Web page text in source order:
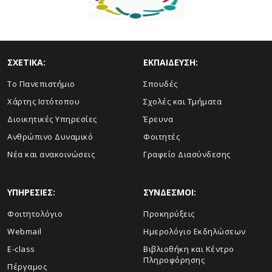
ΣΧΕΤΙΚΑ:
Το Πανεπιστήμιο
Χάρτης Ιστότοπου
Διοικητικές Υπηρεσίες
Ανθρώπινο Δυναμικό
Νέα και ανακοινώσεις
ΕΚΠΑΙΔΕΥΣΗ:
Σπουδές
Σχολές και Τμήματα
Έρευνα
Φοιτητές
Γραφείο Διασύνδεσης
ΥΠΗΡΕΣΙΕΣ:
Φοιτητολόγιο
Webmail
E-class
Πέργαμος
ΣΥΝΔΕΣΜΟΙ:
Προκηρύξεις
Ημερολόγιο Εκδηλώσεων
Βιβλιοθήκη και Κέντρο
Πληροφόρησης